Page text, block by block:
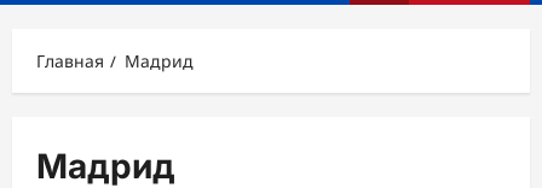
Главная Мадрид
Мадрид